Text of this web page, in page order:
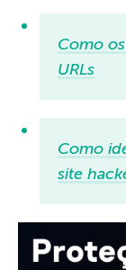
Como
URLs
Como
site